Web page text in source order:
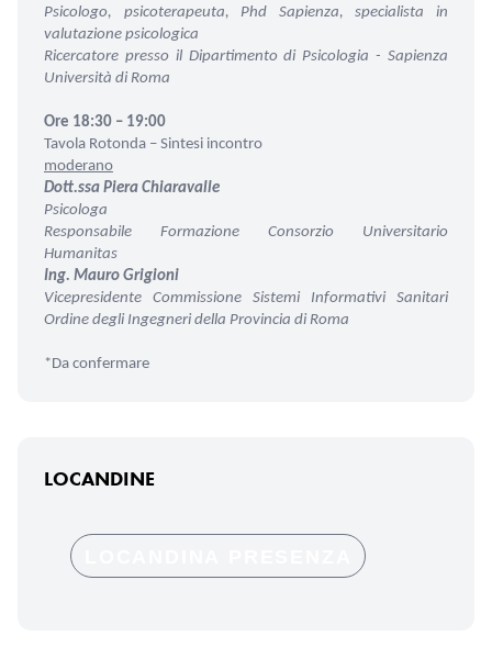
Psicologo, psicoterapeuta, Phd Sapienza,specialista in
valutazione psicologica
Ricercatore presso il Dipartimento di Psicologia - Sapienza
Università di Roma
Ore 18:30 – 19:00
Tavola Rotonda – Sintesi incontro
moderano
Dott.ssa Piera Chiaravalle
Psicologa
Responsabile Formazione Consorzio Universitario
Humanitas
Ing. Mauro Grigioni
Vicepresidente Commissione Sistemi Informativi Sanitari
Ordine degli Ingegneri della Provincia di Roma
*Da confermare
LOCANDINE